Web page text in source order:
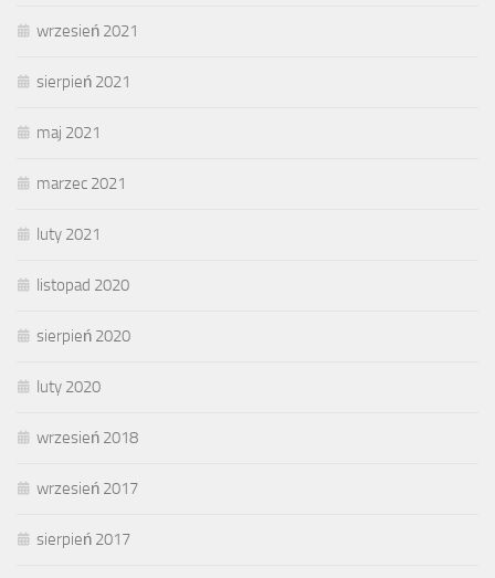
wrzesień 2021
sierpień 2021
maj 2021
marzec 2021
luty 2021
listopad 2020
sierpień 2020
luty 2020
wrzesień 2018
wrzesień 2017
sierpień 2017